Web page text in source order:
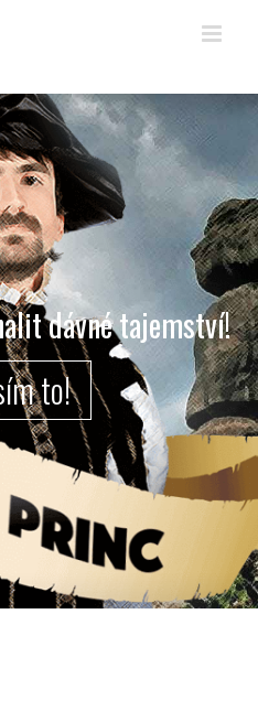
dávné tajemství!
to!